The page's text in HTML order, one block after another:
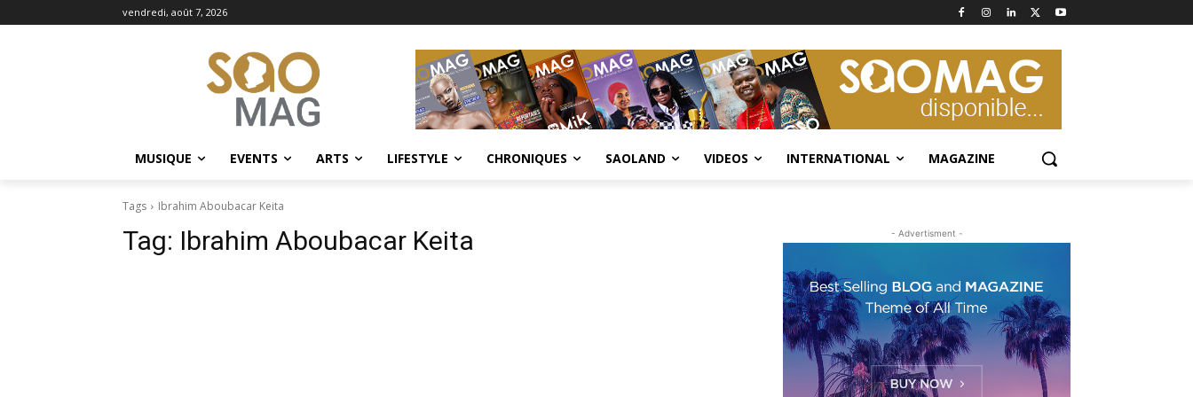
vendredi, août 7, 2026
MUSIQUE EVENTS ARTS LIFESTYLE CHRONIQUES SAOLAND VIDEOS INTERNATIONAL MAGAZINE
Tags Ibrahim Aboubacar Keita
Tag: Ibrahim Aboubacar Keita - Advertisment -